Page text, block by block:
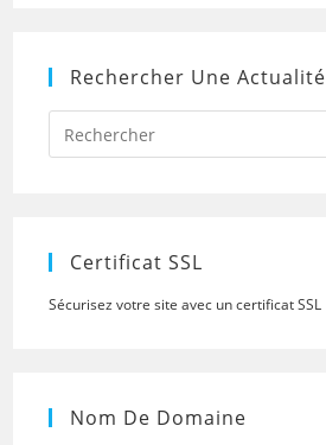
Rechercher Une Actualité
Certificat SSL
Sécurisez votre site avec un certificat SSL
Nom De Domaine